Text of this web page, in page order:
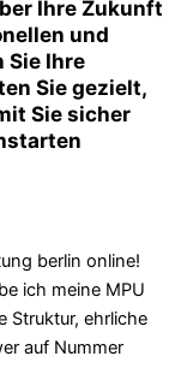
Ihre Zukunft
und
Ihre
Sie gezielt,
Sie sicher
berlin online!
ich meine MPU
Struktur, ehrliche
auf Nummer